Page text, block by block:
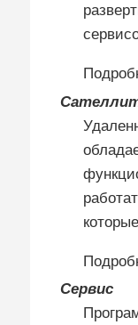
Сервис